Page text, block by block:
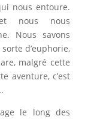
nous entoure.
et nous nous
Nous savons
d’euphorie,
malgré cette
aventure, c’est
le long des